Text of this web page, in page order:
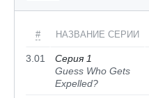
# НАЗВАНИЕ СЕРИИ
3.01
Серия 1
Guess Who Gets
Expelled?